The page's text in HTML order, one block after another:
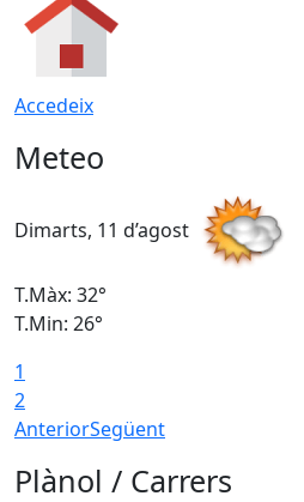
Accedeix
Meteo
Dimarts, 11 d’agost
T.Màx: 32°
T.Min: 26°
1
2
AnteriorSegüent
Plànol / Carrers